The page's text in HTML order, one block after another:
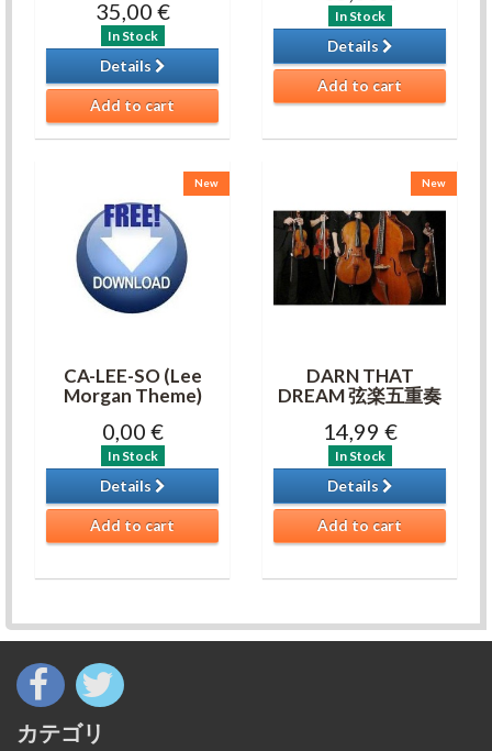
35,00 €
In Stock
Details
Add to cart
In Stock
Details
Add to cart
New
CA-LEE-SO (Lee
Morgan Theme)
0,00 €
In Stock
Details
Add to cart
New
DARN THAT
DREAM 弦楽五重奏
14,99 €
In Stock
Details
Add to cart
カテゴリ